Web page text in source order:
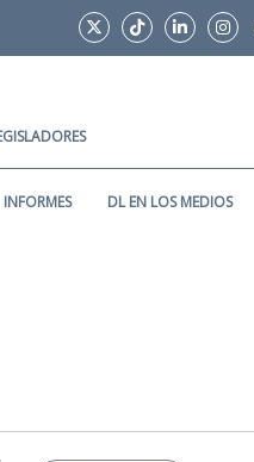
INFORMES DL EN LOS MEDIOS